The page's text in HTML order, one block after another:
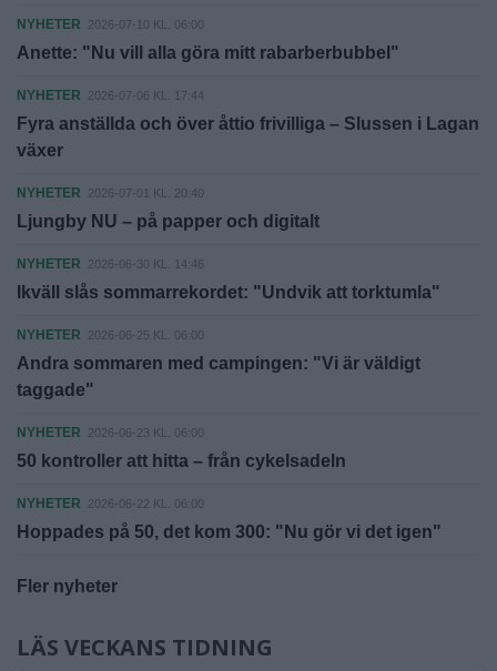
NYHETER 2026-07-10 KL. 06:00
Anette: "Nu vill alla göra mitt rabarberbubbel"
NYHETER 2026-07-06 KL. 17:44
Fyra anställda och över åttio frivilliga – Slussen i Lagan
växer
NYHETER 2026-07-01 KL. 20:40
Ljungby NU – på papper och digitalt
NYHETER 2026-06-30 KL. 14:46
Ikväll slås sommarrekordet: "Undvik att torktumla"
NYHETER 2026-06-25 KL. 06:00
Andra sommaren med campingen: "Vi är väldigt
taggade"
NYHETER 2026-06-23 KL. 06:00
50 kontroller att hitta – från cykelsadeln
NYHETER 2026-06-22 KL. 06:00
Hoppades på 50, det kom 300: "Nu gör vi det igen"
Fler nyheter
LÄS VECKANS TIDNING